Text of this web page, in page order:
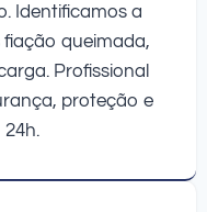
Identificamos a
queimada,
Profissional
proteção e